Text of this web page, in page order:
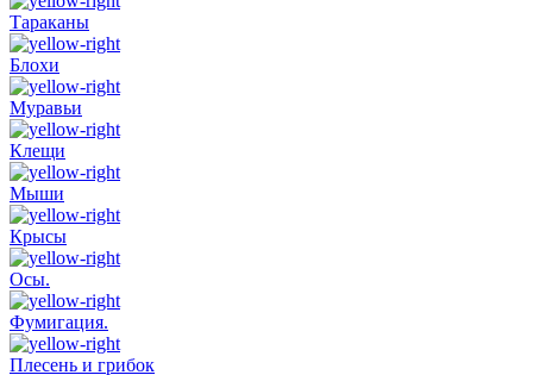
Тараканы
Блохи
Муравьи
Клещи
Мыши
Крысы
Осы.
Фумигация.
Плесень и грибок